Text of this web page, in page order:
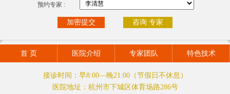
预约专家 :
咨询 专家
首 页 医院介绍 专家团队 特色技术
接诊时间：早8:00—晚21:00（节假日不休息）
医院地址：杭州市下城区体育场路286号